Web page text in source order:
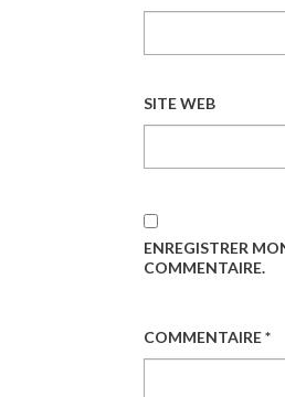
SITE WEB
ENREGISTRER
COMMENTAIRE.
COMMENTAIRE*